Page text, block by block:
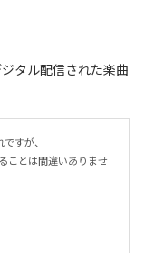
ジタル配信された楽曲
すが、
ことは間違いありませ